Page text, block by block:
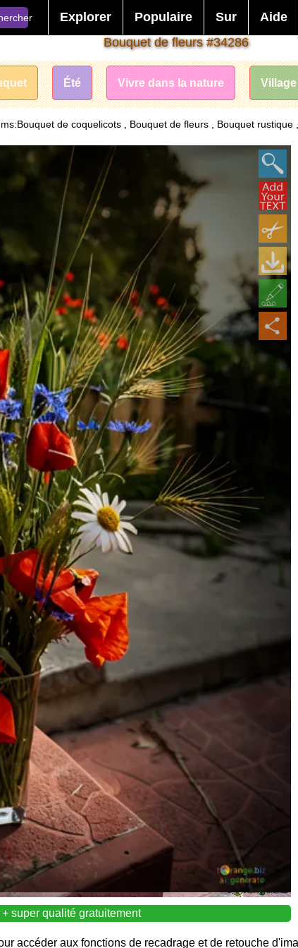
Explorer Populaire Sur
Aide
Bouquet de fleurs #34286
Été Vivre dans la nature Village
de coquelicots , Bouquet de fleurs , Bouquet
super qualité gratuitement
accéder aux fonctions de recadrage et de retouche